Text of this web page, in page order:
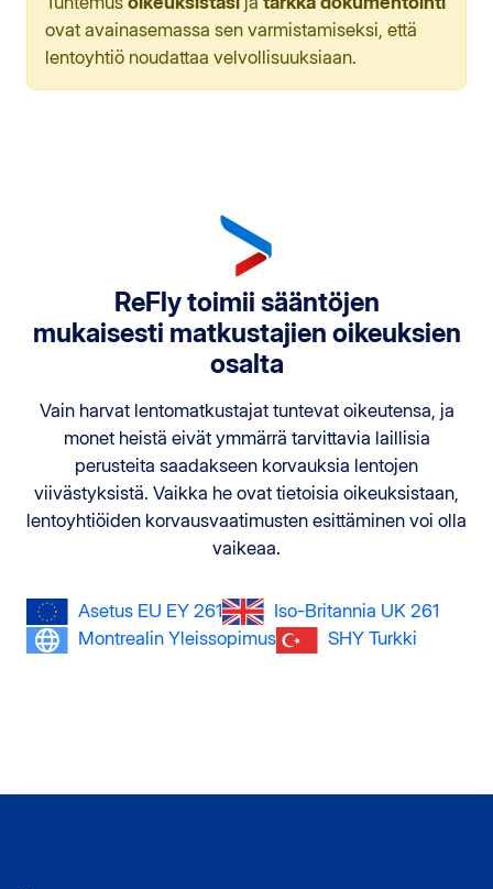
ovat avainasemassa sen varmistamiseksi, että
lentoyhtiö noudattaa velvollisuuksiaan.
ReFly toimii sääntöjen
mukaisesti matkustajien oikeuksien
osalta
Vain harvat lentomatkustajat tuntevat oikeutensa, ja
monet heistä eivät ymmärrä tarvittavia laillisia
perusteita saadakseen korvauksia lentojen
viivästyksistä. Vaikka he ovat tietoisia oikeuksistaan,
lentoyhtiöiden korvausvaatimusten esittäminen voi olla
vaikeaa.
Asetus EU EY 261
Iso-Britannia UK 261
Montrealin Yleissopimus
SHY Turkki